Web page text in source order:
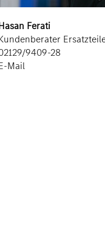
Ferati
9409-28
Mail